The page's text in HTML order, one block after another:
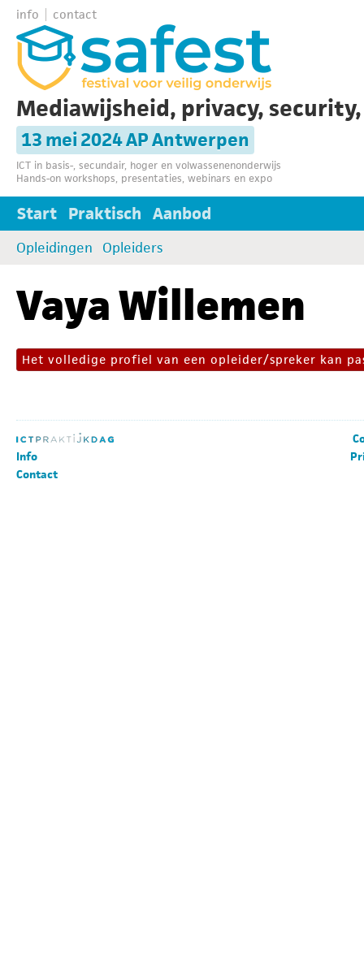
info contact
Mediawijsheid, privacy,
13 mei 2024 AP Antwerpen
ICT in basis-, secundair, hoger en volwassenenonderwijs
Hands-on workshops, presentaties, webinars en expo
Start Praktisch Aanbod
Opleidingen Opleiders
Vaya Willemen
Het volledige profiel van een opleider/spreker kan
Info
Contact